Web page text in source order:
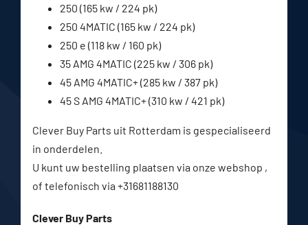
250 (165 kw / 224 pk)
250 4MATIC (165 kw / 224 pk)
250 e (118 kw / 160 pk)
35 AMG 4MATIC (225 kw / 306 pk)
45 AMG 4MATIC+ (285 kw / 387 pk)
45 S AMG 4MATIC+ (310 kw / 421 pk)
Clever Buy Parts uit Rotterdam is gespecialiseerd
in onderdelen.
U kunt uw bestelling plaatsen via onze webshop ,
of telefonisch via +31681188130
Clever Buy Parts